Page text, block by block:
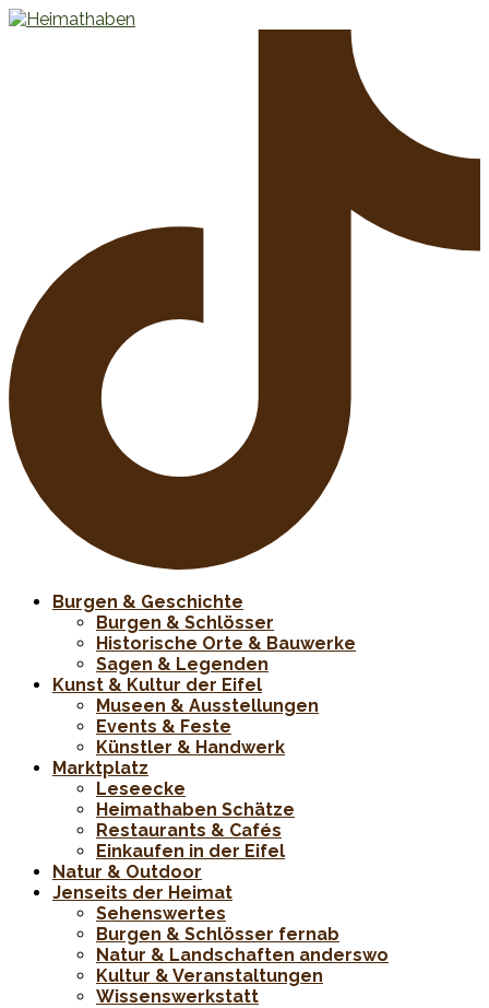
Burgen & Geschichte
Burgen & Schlösser
Historische Orte & Bauwerke
Sagen & Legenden
Kunst & Kultur der Eifel
Museen & Ausstellungen
Events & Feste
Künstler & Handwerk
Marktplatz
Leseecke
Heimathaben Schätze
Restaurants & Cafés
Einkaufen in der Eifel
Natur & Outdoor
Jenseits der Heimat
Sehenswertes
Burgen & Schlösser fernab
Natur & Landschaften anderswo
Kultur & Veranstaltungen
Wissenswerkstatt